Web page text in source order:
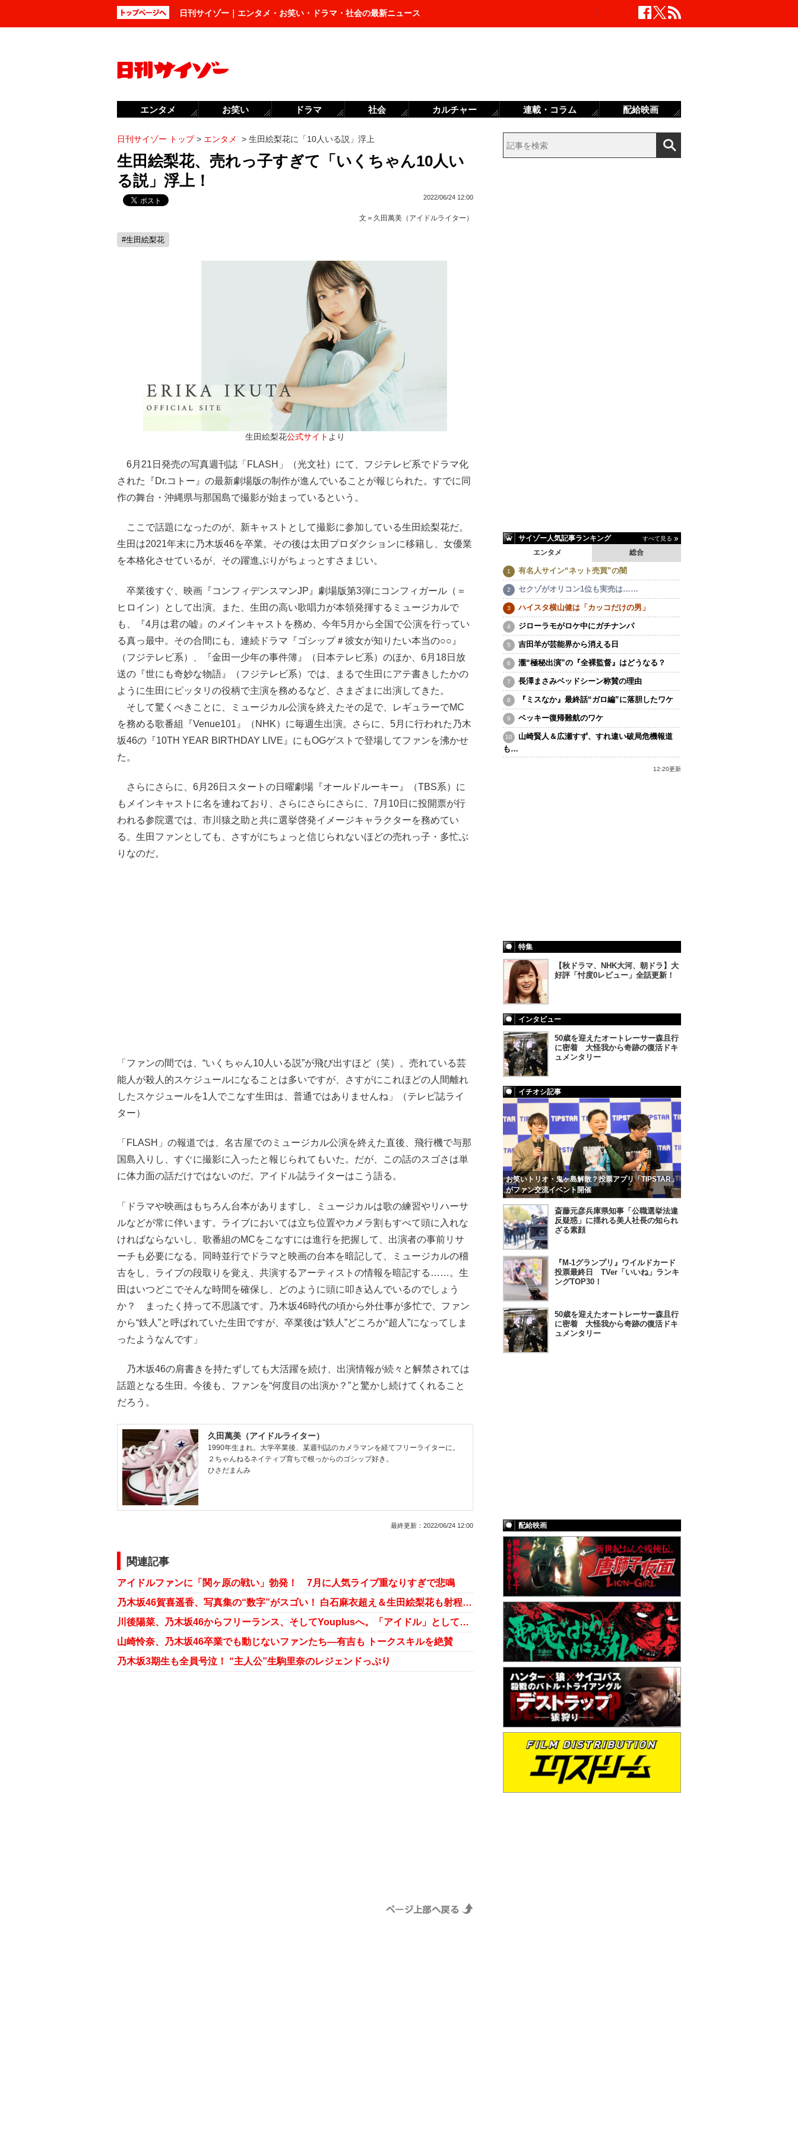
日刊サイゾー｜エンタメ・お笑い・ドラマ・社会の最新ニュース
日刊サイゾー トップ> エンタメ > 生田絵梨花に「10人いる説」浮上
生田絵梨花、売れっ子すぎて「いくちゃん10人い
る説」浮上！
2022/06/24 12:00
文＝ 久田萬美（アイドルライター）
#生田絵梨花
生田絵梨花公式サイト より
6月21日発売の写真週刊誌「FLASH」（光文社）にて、フジテレビ系でドラマ化
された『Dr.コトー』の最新劇場版の制作が進んでいることが報じられた。すでに同
作の舞台・沖縄県与那国島で撮影が始まっているという。
ここで話題になったのが、新キャストとして撮影に参加している生田絵梨花だ。
生田は2021年末に乃木坂46を卒業。その後は太田プロダクションに移籍し、女優業
を本格化させているが、その躍進ぶりがちょっとすさまじい。
卒業後すぐ、映画『コンフィデンスマンJP』劇場版第3弾にコンフィガール（＝
ヒロイン）として出演。また、生田の高い歌唱力が本領発揮するミュージカルで
も、『4月は君の嘘』のメインキャストを務め、今年5月から全国で公演を行ってい
る真っ最中。その合間にも、連続ドラマ『ゴシップ＃彼女が知りたい本当の○○』
（フジテレビ系）、『金田一少年の事件簿』（日本テレビ系）のほか、6月18日放
送の『世にも奇妙な物語』（フジテレビ系）では、まるで生田にアテ書きしたかの
ように生田にピッタリの役柄で主演を務めるなど、さまざまに出演してきた。
そして驚くべきことに、ミュージカル公演を終えたその足で、レギュラーでMC
を務める歌番組『Venue101』（NHK）に毎週生出演。さらに、5月に行われた乃木
坂46の『10TH YEAR BIRTHDAY LIVE』にもOGゲストで登場してファンを沸かせ
た。
さらにさらに、6月26日スタートの日曜劇場『オールドルーキー』（TBS系）に
もメインキャストに名を連ねており、さらにさらにさらに、7月10日に投開票が行
われる参院選では、市川猿之助と共に選挙啓発イメージキャラクターを務めてい
る。生田ファンとしても、さすがにちょっと信じられないほどの売れっ子・多忙ぶ
りなのだ。
「ファンの間では、“いくちゃん10人いる説”が飛び出すほど（笑）。売れている芸
能人が殺人的スケジュールになることは多いですが、さすがにこれほどの人間離れ
したスケジュールを1人でこなす生田は、普通ではありませんね」（テレビ誌ライ
ター）
「FLASH」の報道では、名古屋でのミュージカル公演を終えた直後、飛行機で与那
国島入りし、すぐに撮影に入ったと報じられてもいた。だが、この話のスゴさは単
に体力面の話だけではないのだ。アイドル誌ライターはこう語る。
「ドラマや映画はもちろん台本がありますし、ミュージカルは歌の練習やリハーサ
ルなどが常に伴います。ライブにおいては立ち位置やカメラ割もすべて頭に入れな
ければならないし、歌番組のMCをこなすには進行を把握して、出演者の事前リサ
ーチも必要になる。同時並行でドラマと映画の台本を暗記して、ミュージカルの稽
古をし、ライブの段取りを覚え、共演するアーティストの情報を暗記する……。生
田はいつどこでそんな時間を確保し、どのように頭に叩き込んでいるのでしょう
か？ まったく持って不思議です。乃木坂46時代の頃から外仕事が多忙で、ファン
から“鉄人”と呼ばれていた生田ですが、卒業後は“鉄人”どころか“超人”になってしま
ったようなんです」
乃木坂46の肩書きを持たずしても大活躍を続け、出演情報が続々と解禁されては
話題となる生田。今後も、ファンを“何度目の出演か？”と驚かし続けてくれること
だろう。
久田萬美（アイドルライター）
1990年生まれ。大学卒業後、某週刊誌のカメラマンを経てフリーライターに。
２ちゃんねるネイティブ育ちで根っからのゴシップ好き。
ひさだまんみ
最終更新： 2022/06/24 12:00
関連記事
アイドルファンに「関ヶ原の戦い」勃発！ 7月に人気ライブ重なりすぎで悲鳴
乃木坂46賀喜遥香、写真集の“数字”がスゴい！ 白石麻衣超え＆生田絵梨花も射程圏内
川後陽菜、乃木坂46からフリーランス、そしてYouplusへ。「アイドル」としての原点とこれから
山崎怜奈、乃木坂46卒業でも動じないファンたち―有吉も トークスキルを絶賛
乃木坂3期生も全員号泣！ “主人公”生駒里奈のレジェンドっぷり
サイゾー人気記事ランキング すべて見る
エンタメ 総合
有名人サイン“ネット売買”の闇
セクゾがオリコン1位も実売は……
ハイスタ横山健は「カッコだけの男」
ジローラモがロケ中にガチナンパ
吉田羊が芸能界から消える日
瀧“極秘出演”の『全裸監督』はどうなる？
長澤まさみベッドシーン称賛の理由
『ミスなか』最終話“ガロ編”に落胆したワケ
ベッキー復帰難航のワケ
山崎賢人＆広瀬すず、すれ違い破局危機報道
も…
12:20更新
特集
【秋ドラマ、NHK大河、朝ドラ】大
好評「忖度0レビュー」全話更新！
インタビュー
50歳を迎えたオートレーサー森且行
に密着 大怪我から奇跡の復活ドキ
ュメンタリー
イチオシ記事
お笑いトリオ・鬼ヶ島解散？投票アプリ「TIPSTAR」
がファン交流イベント開催
斎藤元彦兵庫県知事「公職選挙法違
反疑惑」に揺れる美人社長の知られ
ざる素顔
『M-1グランプリ』ワイルドカード
投票最終日 TVer「いいね」ランキ
ングTOP30！
50歳を迎えたオートレーサー森且行
に密着 大怪我から奇跡の復活ドキ
ュメンタリー
配給映画
エンタメ お笑い ドラマ 社会 カルチャー 連載・コラム 配給映画